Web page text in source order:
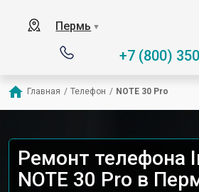
Пермь ▼
+7 (800)
Главная / Телефон / NOTE 30 Pro
Ремонт телефона
NOTE 30 Pro в